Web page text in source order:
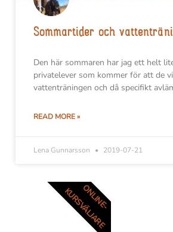
Sommartider och
Den här sommaren har jag ett helt
privatelever som kommer för att de
vattenträningen och då specifikt
READ MORE »
Lena Gunnarsson 2019-07-21
ONLINE-
KURSVÄLJARE